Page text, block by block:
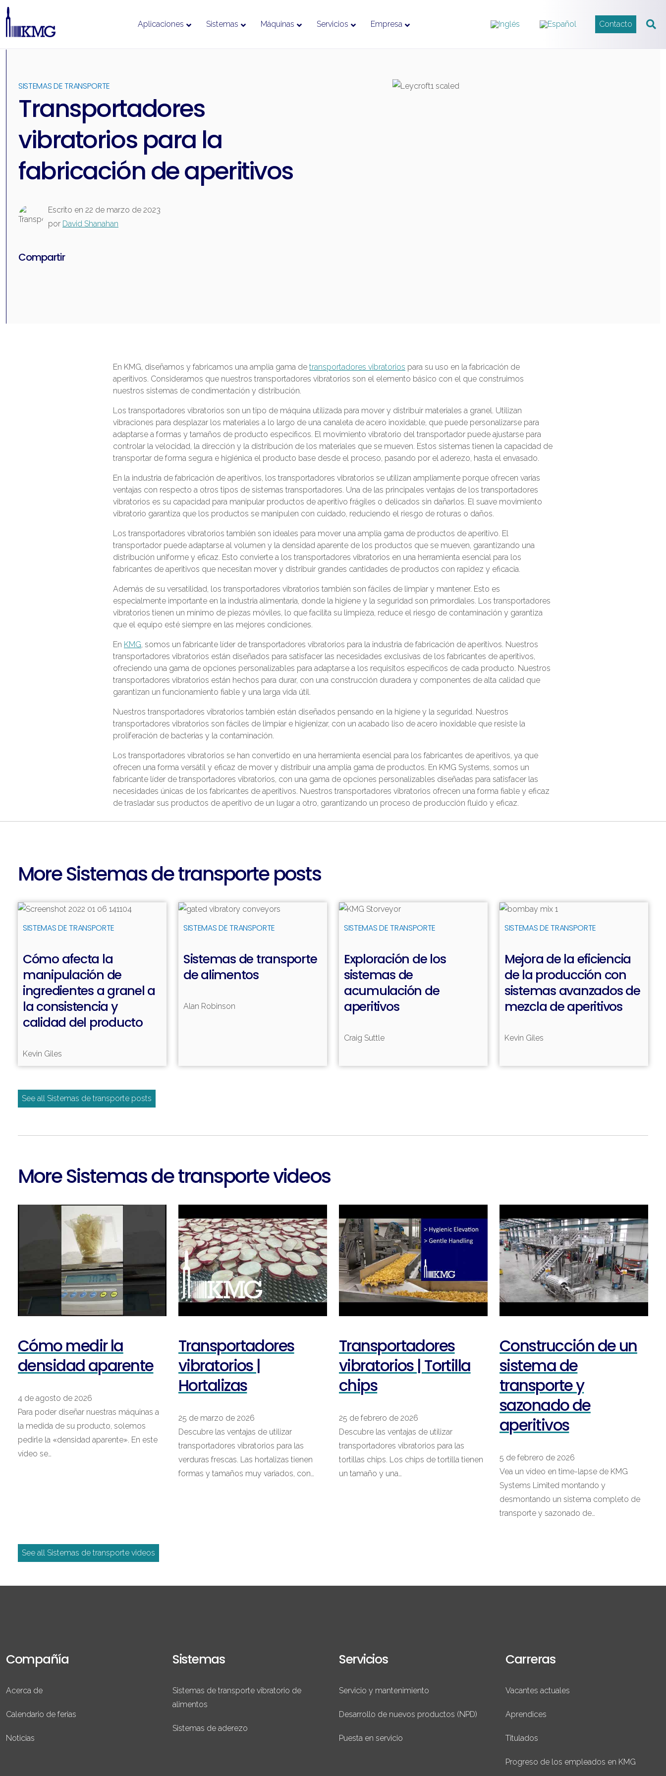
contenido
Aplicaciones Sistemas Máquinas Servicios Empresa Contacto
SISTEMAS DE TRANSPORTE
Transportadores
vibratorios para la
fabricación de aperitivos
Escrito en 22 de marzo de 2023
por David Shanahan
Compartir
En KMG, diseñamos y fabricamos una amplia gama de transportadores vibratorios para su uso en la fabricación de
aperitivos. Consideramos que nuestros transportadores vibratorios son el elemento básico con el que construimos
nuestros sistemas de condimentación y distribución.
Los transportadores vibratorios son un tipo de máquina utilizada para mover y distribuir materiales a granel. Utilizan
vibraciones para desplazar los materiales a lo largo de una canaleta de acero inoxidable, que puede personalizarse para
adaptarse a formas y tamaños de producto específicos. El movimiento vibratorio del transportador puede ajustarse para
controlar la velocidad, la dirección y la distribución de los materiales que se mueven. Estos sistemas tienen la capacidad de
transportar de forma segura e higiénica el producto base desde el proceso, pasando por el aderezo, hasta el envasado.
En la industria de fabricación de aperitivos, los transportadores vibratorios se utilizan ampliamente porque ofrecen varias
ventajas con respecto a otros tipos de sistemas transportadores. Una de las principales ventajas de los transportadores
vibratorios es su capacidad para manipular productos de aperitivo frágiles o delicados sin dañarlos. El suave movimiento
vibratorio garantiza que los productos se manipulen con cuidado, reduciendo el riesgo de roturas o daños.
Los transportadores vibratorios también son ideales para mover una amplia gama de productos de aperitivo. El
transportador puede adaptarse al volumen y la densidad aparente de los productos que se mueven, garantizando una
distribución uniforme y eficaz. Esto convierte a los transportadores vibratorios en una herramienta esencial para los
fabricantes de aperitivos que necesitan mover y distribuir grandes cantidades de productos con rapidez y eficacia.
Además de su versatilidad, los transportadores vibratorios también son fáciles de limpiar y mantener. Esto es
especialmente importante en la industria alimentaria, donde la higiene y la seguridad son primordiales. Los transportadores
vibratorios tienen un mínimo de piezas móviles, lo que facilita su limpieza, reduce el riesgo de contaminación y garantiza
que el equipo esté siempre en las mejores condiciones.
En KMG, somos un fabricante líder de transportadores vibratorios para la industria de fabricación de aperitivos. Nuestros
transportadores vibratorios están diseñados para satisfacer las necesidades exclusivas de los fabricantes de aperitivos,
ofreciendo una gama de opciones personalizables para adaptarse a los requisitos específicos de cada producto. Nuestros
transportadores vibratorios están hechos para durar, con una construcción duradera y componentes de alta calidad que
garantizan un funcionamiento fiable y una larga vida útil.
Nuestros transportadores vibratorios también están diseñados pensando en la higiene y la seguridad. Nuestros
transportadores vibratorios son fáciles de limpiar e higienizar, con un acabado liso de acero inoxidable que resiste la
proliferación de bacterias y la contaminación.
Los transportadores vibratorios se han convertido en una herramienta esencial para los fabricantes de aperitivos, ya que
ofrecen una forma versátil y eficaz de mover y distribuir una amplia gama de productos. En KMG Systems, somos un
fabricante líder de transportadores vibratorios, con una gama de opciones personalizables diseñadas para satisfacer las
necesidades únicas de los fabricantes de aperitivos. Nuestros transportadores vibratorios ofrecen una forma fiable y eficaz
de trasladar sus productos de aperitivo de un lugar a otro, garantizando un proceso de producción fluido y eficaz.
More Sistemas de transporte posts
SISTEMAS DE TRANSPORTE
Cómo afecta la
manipulación de
ingredientes a granel a
la consistencia y
calidad del producto
Kevin Giles
SISTEMAS DE TRANSPORTE
Sistemas de transporte
de alimentos
Alan Robinson
SISTEMAS DE TRANSPORTE
Exploración de los
sistemas de
acumulación de
aperitivos
Craig Suttle
SISTEMAS DE TRANSPORTE
Mejora de la eficiencia
de la producción con
sistemas avanzados de
mezcla de aperitivos
Kevin Giles
See all Sistemas de transporte posts
More Sistemas de transporte videos
Cómo medir la
densidad aparente
4 de agosto de 2026
Para poder diseñar nuestras máquinas a
la medida de su producto, solemos
pedirle la «densidad aparente». En este
vídeo se…
Transportadores
vibratorios |
Hortalizas
25 de marzo de 2026
Descubre las ventajas de utilizar
transportadores vibratorios para las
verduras frescas. Las hortalizas tienen
formas y tamaños muy variados, con…
Transportadores
vibratorios | Tortilla
chips
25 de febrero de 2026
Descubre las ventajas de utilizar
transportadores vibratorios para las
tortillas chips. Los chips de tortilla tienen
un tamaño y una…
Construcción de un
sistema de
transporte y
sazonado de
aperitivos
5 de febrero de 2026
Vea un vídeo en time-lapse de KMG
Systems Limited montando y
desmontando un sistema completo de
transporte y sazonado de…
See all Sistemas de transporte videos
Compañía
Acerca de
Calendario de ferias
Noticias
Sistemas
Sistemas de transporte vibratorio de
alimentos
Sistemas de aderezo
Servicios
Servicio y mantenimiento
Desarrollo de nuevos productos (NPD)
Puesta en servicio
Carreras
Vacantes actuales
Aprendices
Titulados
Progreso de los empleados en KMG